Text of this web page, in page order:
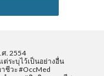
. 2554
ต่ระบุไว้เป็นอย่างอื่น
ชีวะ #OccMed